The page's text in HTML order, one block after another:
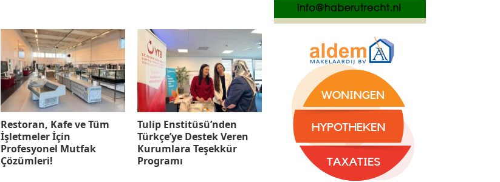
Restoran, Kafe ve Tüm
İşletmeler İçin
Profesyonel Mutfak
Çözümleri!
Tulip Enstitüsü’nden
Türkçe’ye Destek Veren
Kurumlara Teşekkür
Programı